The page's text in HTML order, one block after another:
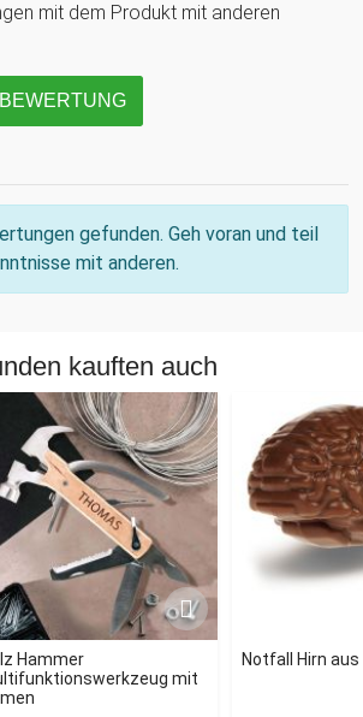
mit dem Produkt mit anderen
gefunden. Geh voran und teil
mit anderen.
kauften auch
Hammer
mit
Notfall Hirn